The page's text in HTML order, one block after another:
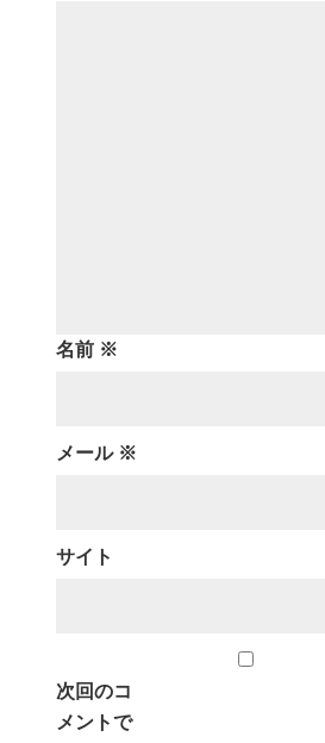
名前 ※
メール ※
サイト
次回のコ
メントで